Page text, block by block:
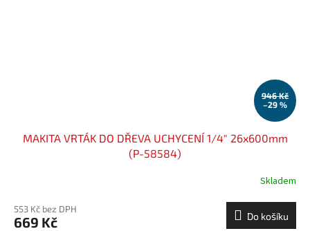
946 Kč
–29 %
MAKITA VRTÁK DO DŘEVA UCHYCENÍ 1/4" 26x600mm
(P-58584)
Skladem
553 Kč bez DPH
669 Kč Do košíku